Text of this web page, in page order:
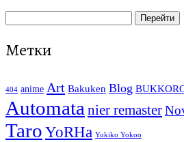
Боковая
панель
Метки
404 anime Art Bakuken Blog
Automata nier remaster
Taro YoRHa Yukiko Yokoo